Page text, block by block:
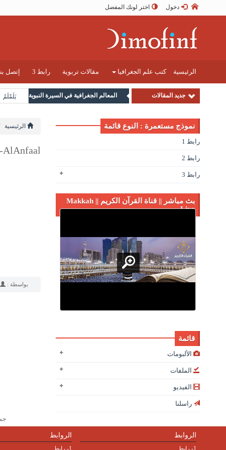
دخول اختر لونك المفضل
الرئيسية كتب علم الجغرافيا مقالات تربوية رابط 3 إتصل
جديد المقالات المعالم الجغرافية في السيرة النبوية يَلَمْلَمُ
نموذج مستعمرة : النوع قائمة
رابط 1
رابط 2
رابط 3
بث مباشر || قناة القرآن الكريم || Makkah
Live
قائمة
الألبومات
الملفات
الفيديو
راسلنا
الرئيسية
AlAnfaal
بواسطة :
الروابط
1- رابط
الروابط
1- رابط